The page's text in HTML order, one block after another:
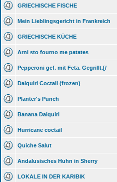
GRIECHISCHE FISCHE
Mein Lieblingsgericht in Frankreich
GRIECHISCHE KÜCHE
Arni sto fourno me patates
Pepperoni gef. mit Feta. Gegrillt.[/
Daiquiri Coctail (frozen)
Planter's Punch
Banana Daiquiri
Hurricane coctail
Quiche Salut
Andalusisches Huhn in Sherry
LOKALE IN DER KARIBIK